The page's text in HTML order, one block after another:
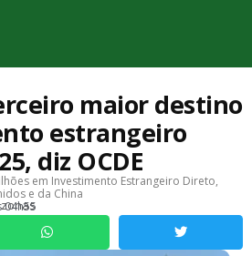
maior destino
estrangeiro
diz OCDE
em Investimento Estrangeiro Direto,
e da China
04h55